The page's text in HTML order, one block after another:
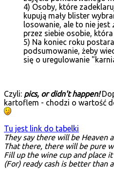
4) Osoby, które
kupują mały blister
losowanie, ale to nie jest
przez siebie osobie,
5) Na koniec roku
podsumowanie, żeby
się o uregulowanie
Czyli: pics, or didn't happen!
kartoflem - chodzi o wartość
Tu jest link do tabelki
They say there will be Heaven
That there, there will be pure
Fill up the wine cup and place
(For) ready cash is better than